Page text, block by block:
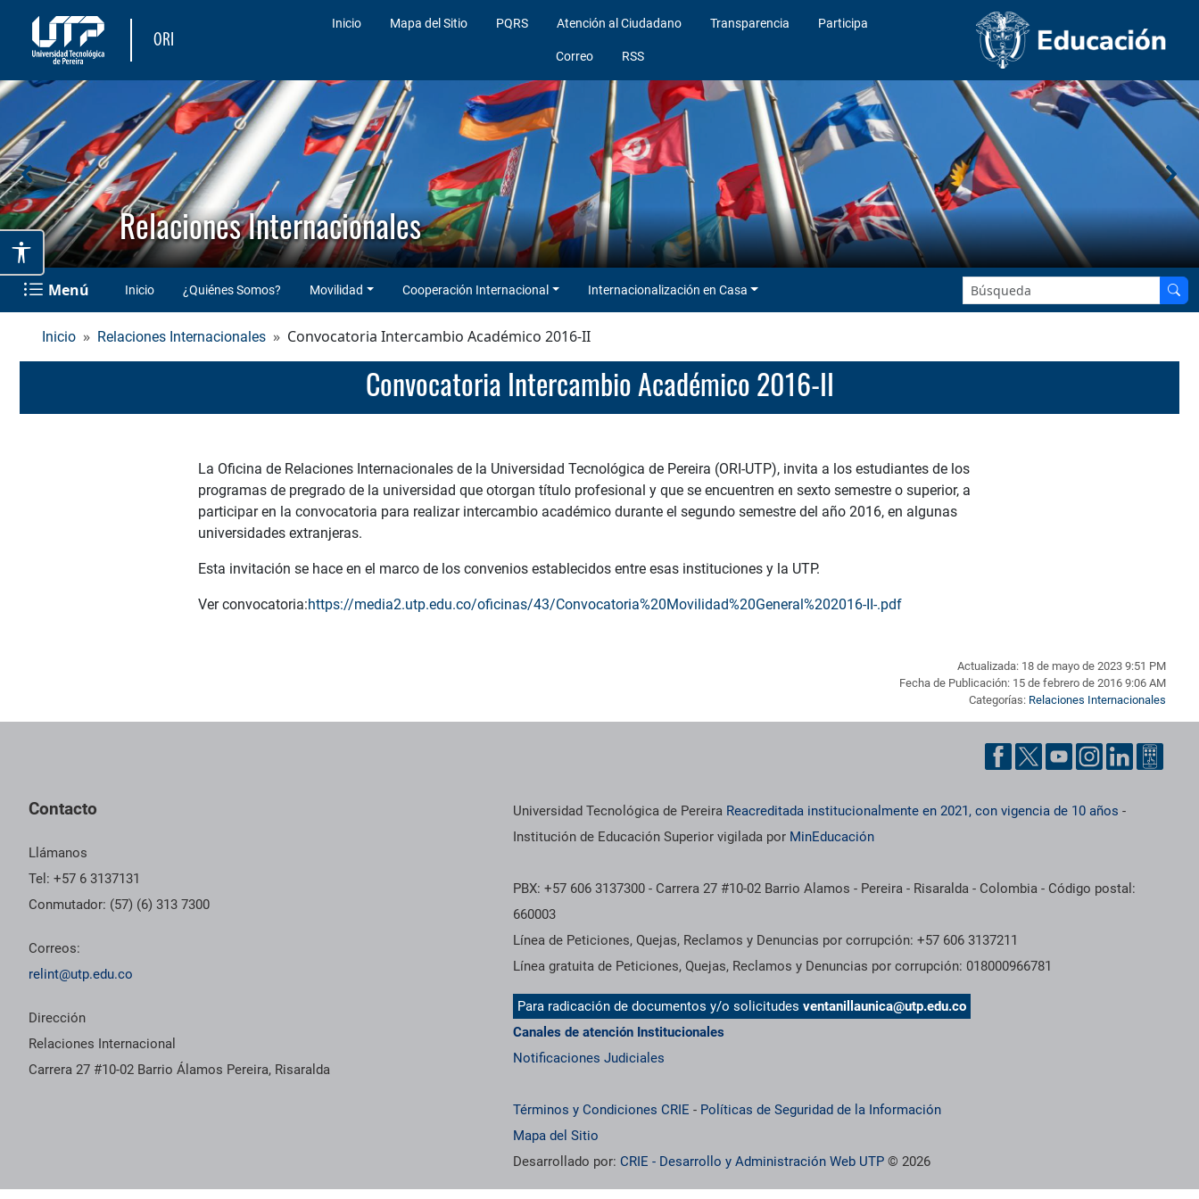
ORI
Inicio Mapa del Sitio PQRS Atención al Ciudadano Transparencia Participa
Correo RSS
Relaciones Internacionales
Menú Inicio ¿Quiénes Somos? Movilidad Cooperación Internacional Internacionalización en Casa Buscar en el sitio:
Inicio Relaciones Internacionales Convocatoria Intercambio Académico 2016-II
Convocatoria Intercambio Académico 2016-II
La Oficina de Relaciones Internacionales de la Universidad Tecnológica de Pereira (ORI-UTP), invita a los estudiantes de los
programas de pregrado de la universidad que otorgan título profesional y que se encuentren en sexto semestre o superior, a
participar en la convocatoria para realizar intercambio académico durante el segundo semestre del año 2016, en algunas
universidades extranjeras.
Esta invitación se hace en el marco de los convenios establecidos entre esas instituciones y la UTP.
Ver convocatoria:https://media2.utp.edu.co/oficinas/43/Convocatoria%20Movilidad%20General%202016-II-.pdf
Actualizada: 18 de mayo de 2023 9:51 PM
Fecha de Publicación: 15 de febrero de 2016 9:06 AM
Categorías: Relaciones Internacionales
Contacto
Llámanos
Tel: +57 6 3137131
Conmutador: (57) (6) 313 7300
Correos:
relint@utp.edu.co
Dirección
Relaciones Internacional
Carrera 27 #10-02 Barrio Álamos Pereira, Risaralda
Información institucional
Universidad Tecnológica de Pereira Reacreditada institucionalmente en 2021, con vigencia de 10 años -
Institución de Educación Superior vigilada por MinEducación
PBX: +57 606 3137300 - Carrera 27 #10-02 Barrio Alamos - Pereira - Risaralda - Colombia - Código postal:
660003
Línea de Peticiones, Quejas, Reclamos y Denuncias por corrupción: +57 606 3137211
Línea gratuita de Peticiones, Quejas, Reclamos y Denuncias por corrupción: 018000966781
Para radicación de documentos y/o solicitudesventanillaunica@utp.edu.co
Canales de atención Institucionales
Notificaciones Judiciales
Términos y Condiciones CRIE - Políticas de Seguridad de la Información
Mapa del Sitio
Desarrollado por:CRIE - Desarrollo y Administración Web UTP © 2026